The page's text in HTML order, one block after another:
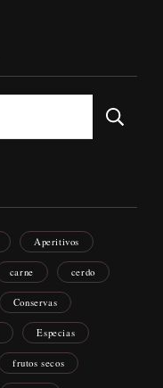
Aperitivos
carne cerdo
Conservas
Especias
frutos secos